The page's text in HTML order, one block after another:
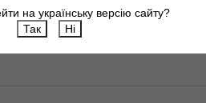
на українську версію сайту?
Так
Ні